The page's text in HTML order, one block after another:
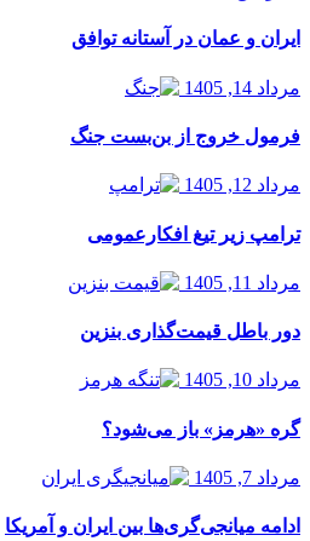
ایران و عمان در آستانه توافق
مرداد 14, 1405
فرمول خروج از بن‌بست جنگ
مرداد 12, 1405
ترامپ زیر تیغ افکارعمومی
مرداد 11, 1405
دور باطل قیمت‌گذاری بنزین
مرداد 10, 1405
گره «هرمز» باز می‌شود؟
مرداد 7, 1405
ادامه میانجی‌گری‌ها بین ایران و آمریکا